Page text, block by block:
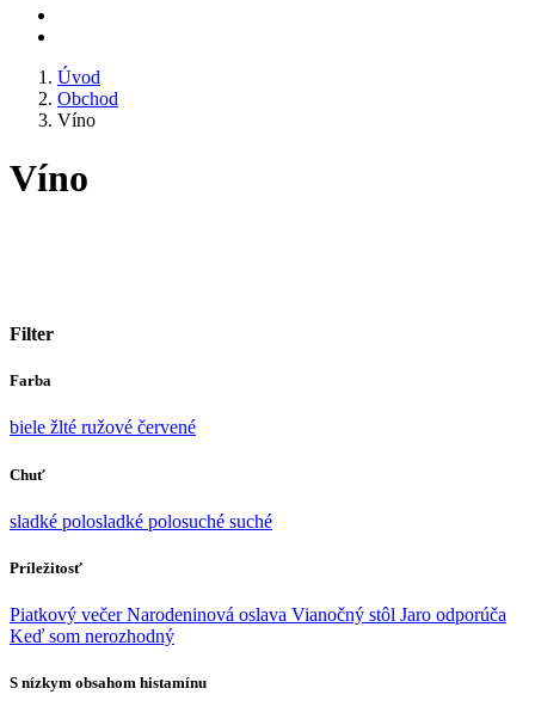
Úvod
Obchod
Víno
Víno
Filter
Farba
biele žlté ružové červené
Chuť
sladké polosladké polosuché suché
Príležitosť
Piatkový večerNarodeninová oslava Vianočný stôl Jaro odporúča
Keď som nerozhodný
S nízkym obsahom histamínu